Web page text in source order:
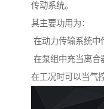
传动系统。
其主要功用为：
在动力传输系统中
在泵组中充当离合
在工况时可以当气